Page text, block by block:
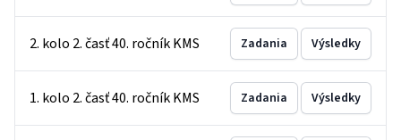
2. kolo 2. časť 40. ročník KMS Zadania Výsledky
1. kolo 2. časť 40. ročník KMS Zadania Výsledky